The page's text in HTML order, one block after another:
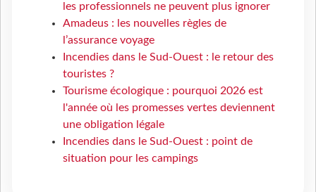
les professionnels ne peuvent plus ignorer
Amadeus : les nouvelles règles de
l’assurance voyage
Incendies dans le Sud-Ouest : le retour des
touristes ?
Tourisme écologique : pourquoi 2026 est
l'année où les promesses vertes deviennent
une obligation légale
Incendies dans le Sud-Ouest : point de
situation pour les campings